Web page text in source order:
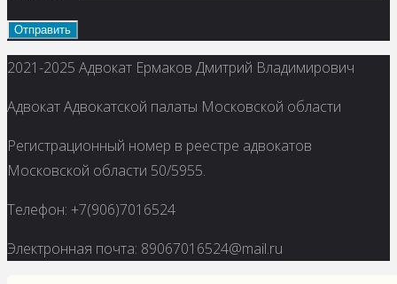
Вернуться
2021-2025 Адвокат Ермаков Дмитрий Владимирович
Адвокат Адвокатской палаты Московской области
Регистрационный номер в реестре адвокатов
Московской области 50/5955.
Телефон: +7(906)7016524
Электронная почта: 89067016524@mail.ru